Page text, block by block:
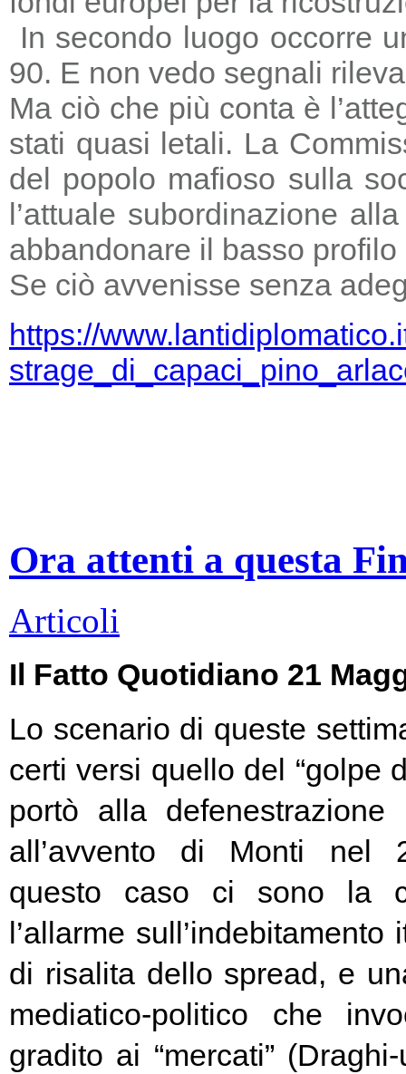
In secondo luogo occorre
90. E non vedo segnali
Ma ciò che più conta è
stati quasi letali. La
del popolo mafioso sulla
l’attuale subordinazione
abbandonare il basso
Se ciò avvenisse senza
https://
Ora attenti a questa
Articoli
Il Fatto Quotidiano 21
Lo scenario di queste
certi versi quello del “golpe
portò alla
all’avvento di Monti nel
questo caso ci sono la
l’allarme
di risalita dello spread, e
mediatico-politico che
gradito ai “mercati”